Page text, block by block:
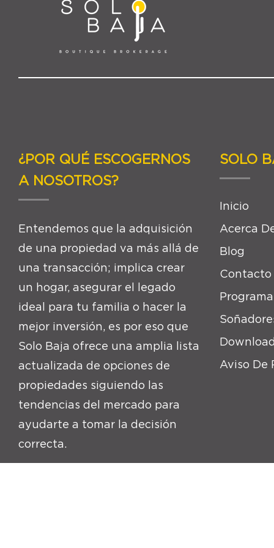
¿POR QUÉ ESCOGERNOS
A NOSOTROS?
Entendemos que la adquisición
de una propiedad va más allá de
una transacción; implica crear
un hogar, asegurar el legado
ideal para tu familia o hacer la
mejor inversión, es por eso que
Solo Baja ofrece una amplia lista
actualizada de opciones de
propiedades siguiendo las
tendencias del mercado para
ayudarte a tomar la decisión
correcta.
SOLO
Inicio
Acerca
Blog
Contacto
Aviso De